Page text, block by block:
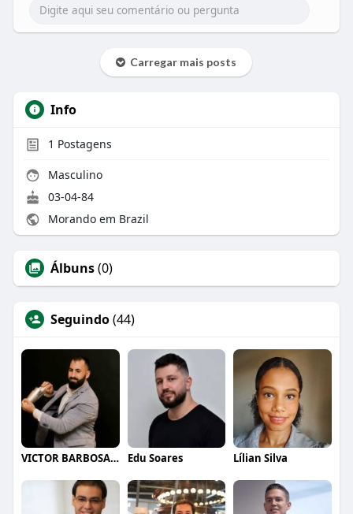
Carregar mais posts
Info
1 Postagens
Masculino
03-04-84
Morando em Brazil
Álbuns(0)
Seguindo(44)
VICTOR BARBOSA QUARANTA Edu Soares Lílian Silva